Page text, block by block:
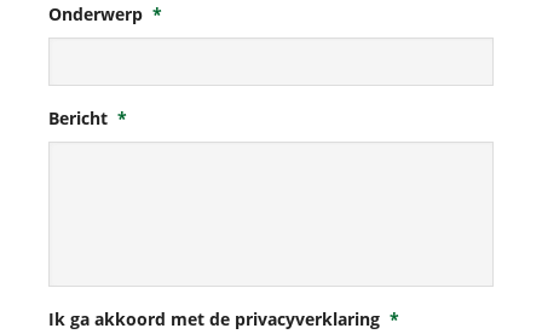
Onderwerp *
Bericht *
Ik ga akkoord met de privacyverklaring *